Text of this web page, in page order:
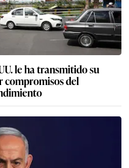
le ha transmitido su
compromisos del